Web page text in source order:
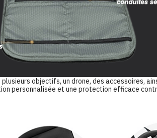
objectifs, un drone, des accessoires,
personnalisée et une protection efficace